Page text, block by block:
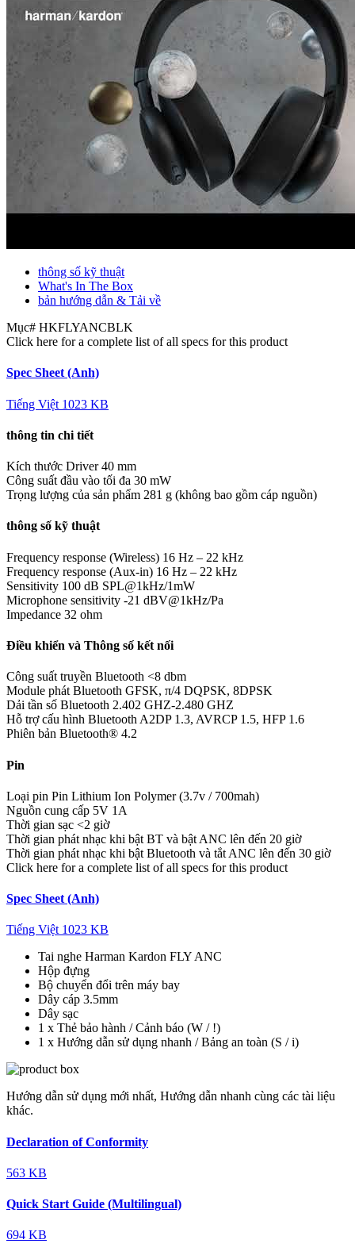
thông số kỹ thuật
What's In The Box
bản hướng dẫn & Tải về
Mục# HKFLYANCBLK
Click here for a complete list of all specs for this product
Spec Sheet (Anh)
Tiếng Việt 1023 KB
thông tin chi tiết
Kích thước Driver 40 mm
Công suất đầu vào tối đa 30 mW
Trọng lượng của sản phẩm 281 g (không bao gồm cáp nguồn)
thông số kỹ thuật
Frequency response (Wireless) 16 Hz – 22 kHz
Frequency response (Aux-in) 16 Hz – 22 kHz
Sensitivity 100 dB SPL@1kHz/1mW
Microphone sensitivity -21 dBV@1kHz/Pa
Impedance 32 ohm
Điều khiển và Thông số kết nối
Công suất truyền Bluetooth <8 dbm
Module phát Bluetooth GFSK, π/4 DQPSK, 8DPSK
Dải tần số Bluetooth 2.402 GHZ-2.480 GHZ
Hỗ trợ cấu hình Bluetooth A2DP 1.3, AVRCP 1.5, HFP 1.6
Phiên bản Bluetooth® 4.2
Pin
Loại pin Pin Lithium Ion Polymer (3.7v / 700mah)
Nguồn cung cấp 5V 1A
Thời gian sạc <2 giờ
Thời gian phát nhạc khi bật BT và bật ANC lên đến 20 giờ
Thời gian phát nhạc khi bật Bluetooth và tắt ANC lên đến 30 giờ
Click here for a complete list of all specs for this product
Spec Sheet (Anh)
Tiếng Việt 1023 KB
Tai nghe Harman Kardon FLY ANC
Hộp đựng
Bộ chuyển đổi trên máy bay
Dây cáp 3.5mm
Dây sạc
1 x Thẻ bảo hành / Cảnh báo (W / !)
1 x Hướng dẫn sử dụng nhanh / Bảng an toàn (S / i)
Hướng dẫn sử dụng mới nhất, Hướng dẫn nhanh cùng các tài liệu
khác.
Declaration of Conformity
563 KB
Quick Start Guide (Multilingual)
694 KB